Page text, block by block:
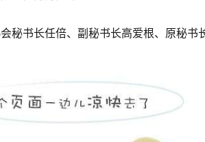
秘书长任倍、副秘书长高爱根、原秘书